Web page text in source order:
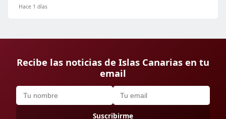
Hace 1 días
Recibe las noticias de Islas Canarias en tu
email
Suscribirme